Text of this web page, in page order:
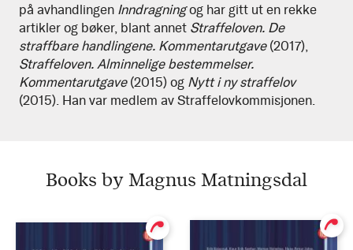
på avhandlingen Inndragningog har gitt ut en rekke
artikler og bøker, blant annet Straffeloven. De
straffbare handlingene. Kommentarutgave(2017),
Straffeloven. Alminnelige bestemmelser.
Kommentarutgave(2015) og Nytt i ny straffelov
(2015). Han var medlem av Straffelovkommisjonen.
Books by Magnus Matningsdal